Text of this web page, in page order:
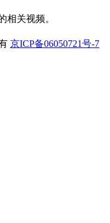
相关视频。
京ICP备06050721号-7